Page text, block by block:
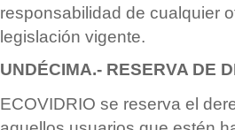
responsabilidad de cualquier
legislación vigente.
UNDÉCIMA.- RESERVA DE
ECOVIDRIO se reserva el